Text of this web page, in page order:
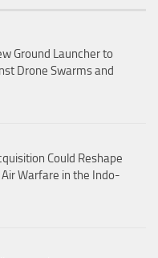
Ground Launcher to
Drone Swarms and
Could Reshape
Warfare in the Indo-